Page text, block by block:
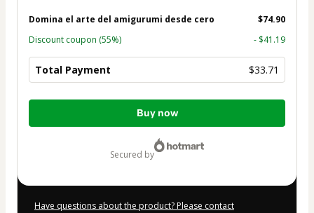
Domina el arte del amigurumi desde cero
$74.90
Discount coupon (55%) - $41.19
Total Payment $33.71
Total
Buy now
secured by
Have questions about the product? Please contact